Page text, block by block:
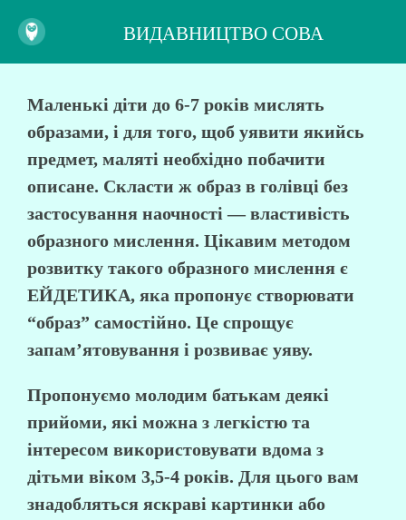
ВИДАВНИЦТВО СОВА
Маленькі діти до 6-7 років мислять
образами, і для того, щоб уявити якийсь
предмет, маляті необхідно побачити
описане. Скласти ж образ в голівці без
застосування наочності — властивість
образного мислення. Цікавим методом
розвитку такого образного мислення є
ЕЙДЕТИКА, яка пропонує створювати
“образ” самостійно. Це спрощує
запам’ятовування і розвиває уяву.
Пропонуємо молодим батькам деякі
прийоми, які можна з легкістю та
інтересом використовувати вдома з
дітьми віком 3,5-4 років. Для цього вам
знадобляться яскраві картинки або